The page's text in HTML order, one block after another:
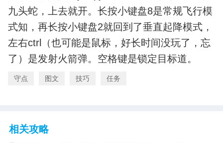
九头蛇，上去就开。长按小键盘8是常规飞行模
式知，再长按小键盘2就回到了垂直起降模式，
左右ctrl（也可能是鼠标，好长时间没玩了，忘
了）是发射火箭弹。空格键是锁定目标道。
守点 图文 技巧 任务
相关攻略